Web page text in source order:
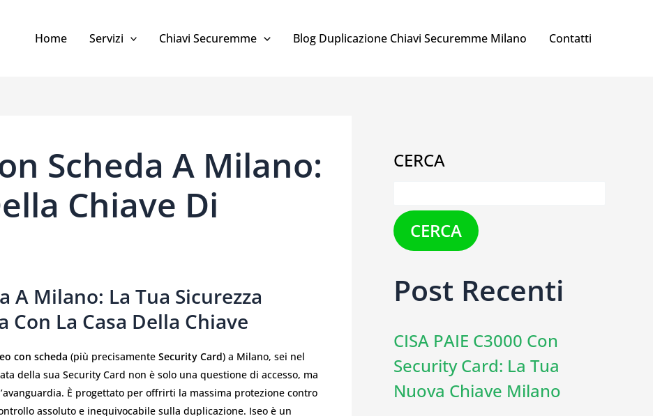
Home Servizi Chiavi Securemme Blog Duplicazione Chiavi Securemme Milano Contatti
Scheda A Milano:
Chiave Di
A Milano: La Tua Sicurezza
La Casa Della Chiave
con scheda (più precisamente Security Card) a Milano, sei nel
della sua Security Card non è solo una questione di accesso, ma
È progettato per offrirti la massima protezione contro
assoluto e inequivocabile sulla duplicazione. Iseo è un
CERCA
CERCA
Post Recenti
CISA PAIE C3000 Con
Security Card: La Tua
Nuova Chiave Milano